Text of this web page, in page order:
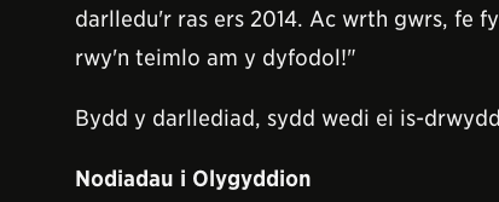
darlledu'r ras ers 2014. Ac wrth gwrs, fe
rwy'n teimlo am y dyfodol!"
Bydd y darllediad, sydd wedi ei is-
Nodiadau i Olygyddion